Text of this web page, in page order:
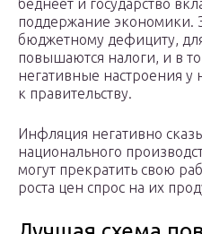
беднеет и государство
поддержание экономики.
бюджетному дефициту,
повышаются налоги, и в
негативные настроения
к правительству.
Инфляция негативно
национального
могут прекратить свою
роста цен спрос на их